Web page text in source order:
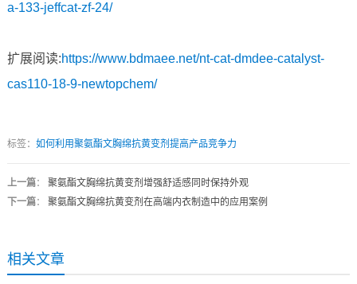
a-133-jeffcat-zf-24/
扩展阅读:https://www.bdmaee.net/nt-cat-dmdee-catalyst-
cas110-18-9-newtopchem/
标签： 如何利用聚氨酯文胸绵抗黄变剂提高产品竞争力
上一篇： 聚氨酯文胸绵抗黄变剂增强舒适感同时保持外观
下一篇： 聚氨酯文胸绵抗黄变剂在高端内衣制造中的应用案例
相关文章